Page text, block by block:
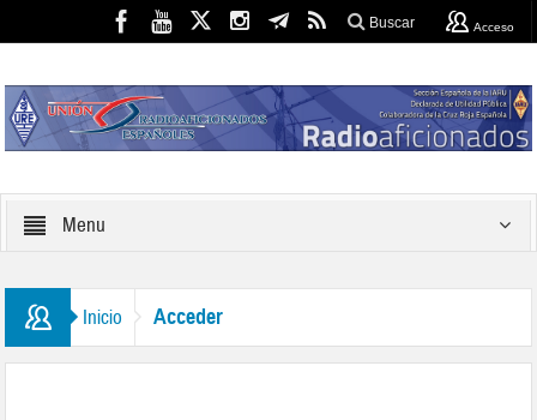
Buscar Acceso
Menu
Inicio Acceder